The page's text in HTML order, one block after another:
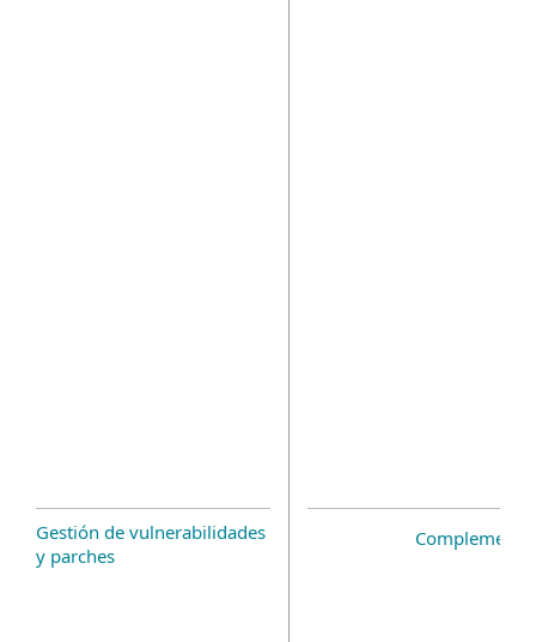
Gestión de vulnerabilidades
y parches